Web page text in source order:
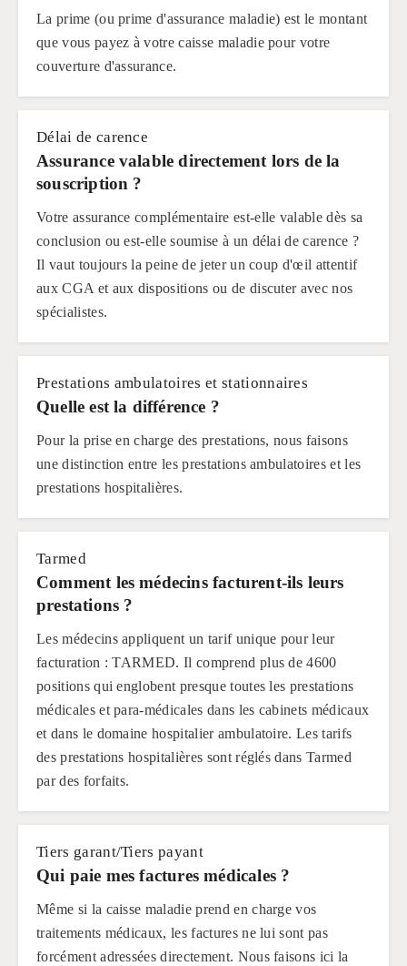
La prime (ou prime d'assurance maladie) est le montant
que vous payez à votre caisse maladie pour votre
couverture d'assurance.
Délai de carence
Assurance valable directement lors de la
souscription ?
Votre assurance complémentaire est-elle valable dès sa
conclusion ou est-elle soumise à un délai de carence ?
Il vaut toujours la peine de jeter un coup d'œil attentif
aux CGA et aux dispositions ou de discuter avec nos
spécialistes.
Prestations ambulatoires et stationnaires
Quelle est la différence ?
Pour la prise en charge des prestations, nous faisons
une distinction entre les prestations ambulatoires et les
prestations hospitalières.
Tarmed
Comment les médecins facturent-ils leurs
prestations ?
Les médecins appliquent un tarif unique pour leur
facturation : TARMED. Il comprend plus de 4600
positions qui englobent presque toutes les prestations
médicales et para-médicales dans les cabinets médicaux
et dans le domaine hospitalier ambulatoire. Les tarifs
des prestations hospitalières sont réglés dans Tarmed
par des forfaits.
Tiers garant/Tiers payant
Qui paie mes factures médicales ?
Même si la caisse maladie prend en charge vos
traitements médicaux, les factures ne lui sont pas
forcément adressées directement. Nous faisons ici la